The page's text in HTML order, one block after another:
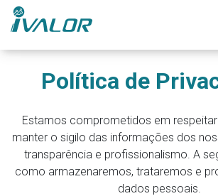
Política de
Estamos comprometidos em
manter o sigilo das informações dos
transparência e profissionalismo. A
como armazenaremos, trataremos e
dados pessoais.